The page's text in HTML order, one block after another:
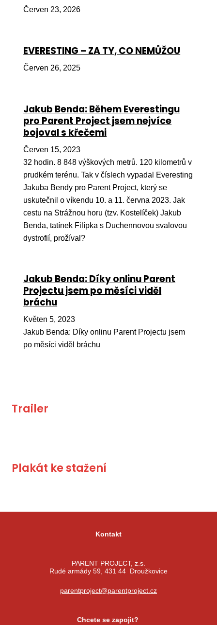
Červen 23, 2026
EVERESTING – ZA TY, CO NEMŮŽOU
Červen 26, 2025
Jakub Benda: Během Everestingu
pro Parent Project jsem nejvíce
bojoval s křečemi
Červen 15, 2023
32 hodin. 8 848 výškových metrů. 120 kilometrů v
prudkém terénu. Tak v číslech vypadal Everesting
Jakuba Bendy pro Parent Project, který se
uskutečnil o víkendu 10. a 11. června 2023. Jak
cestu na Strážnou horu (tzv. Kostelíček) Jakub
Benda, tatínek Filípka s Duchennovou svalovou
dystrofií, prožíval?
Jakub Benda: Díky onlinu Parent
Projectu jsem po měsíci viděl
bráchu
Květen 5, 2023
Jakub Benda: Díky onlinu Parent Projectu jsem
po měsíci viděl bráchu
Trailer
Plakát ke stažení
Kontakt
PARENT PROJECT, z.s.
Rudé armády 59, 431 44 Droužkovice
parentproject@parentproject.cz
Chcete se zapojit?